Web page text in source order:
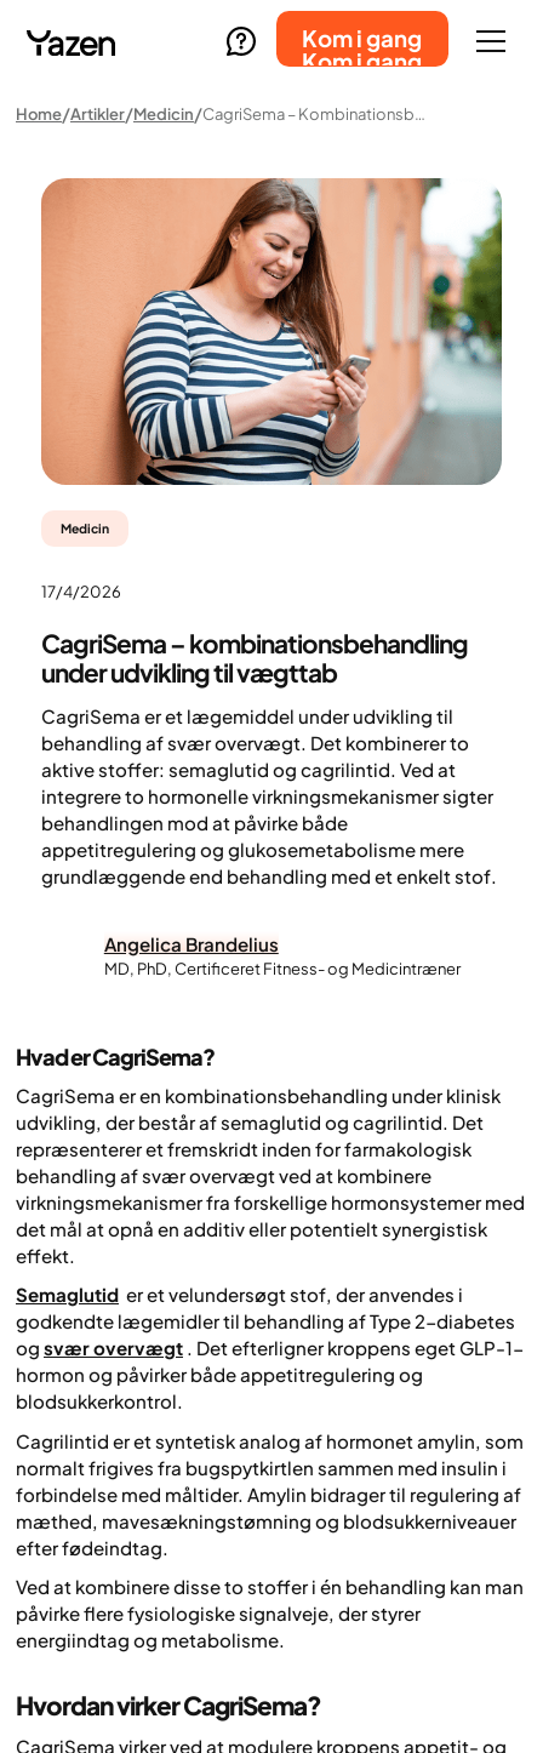
Kom i gang
Kom i gang
Home Artikler Medicin CagriSema – Kombinationsbehandling Under Udvikling Til Vægttab
Medicin
17/4/2026
CagriSema – kombinationsbehandling
under udvikling til vægttab
CagriSema er et lægemiddel under udvikling til
behandling af svær overvægt. Det kombinerer to
aktive stoffer: semaglutid og cagrilintid. Ved at
integrere to hormonelle virkningsmekanismer sigter
behandlingen mod at påvirke både
appetitregulering og glukosemetabolisme mere
grundlæggende end behandling med et enkelt stof.
Angelica Brandelius
MD, PhD, Certificeret Fitness- og Medicintræner
Hvad er CagriSema?
CagriSema er en kombinationsbehandling under klinisk
udvikling, der består af semaglutid og cagrilintid. Det
repræsenterer et fremskridt inden for farmakologisk
behandling af svær overvægt ved at kombinere
virkningsmekanismer fra forskellige hormonsystemer med
det mål at opnå en additiv eller potentielt synergistisk
effekt.
Semaglutid er et velundersøgt stof, der anvendes i
godkendte lægemidler til behandling af Type 2-diabetes
og svær overvægt . Det efterligner kroppens eget GLP-1-
hormon og påvirker både appetitregulering og
blodsukkerkontrol.
Cagrilintid er et syntetisk analog af hormonet amylin, som
normalt frigives fra bugspytkirtlen sammen med insulin i
forbindelse med måltider. Amylin bidrager til regulering af
mæthed, mavesækningstømning og blodsukkerniveauer
efter fødeindtag.
Ved at kombinere disse to stoffer i én behandling kan man
påvirke flere fysiologiske signalveje, der styrer
energiindtag og metabolisme.
Hvordan virker CagriSema?
CagriSema virker ved at modulere kroppens appetit- og